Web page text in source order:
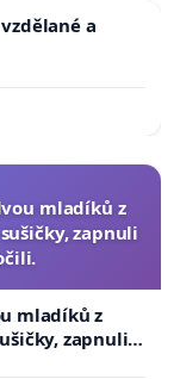
a
mladíků z
zapnuli
mladíků z
zapnuli ji